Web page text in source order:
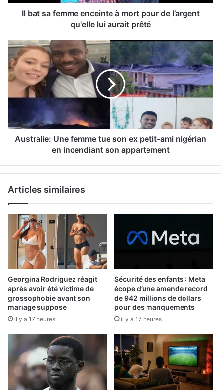
Il bat sa femme enceinte à mort pour de l’argent
qu'elle lui aurait prêté
Australie: Une femme tue son ex petit-ami nigérian
en incendiant son appartement
Articles similaires
Georgina Rodriguez réagit
après avoir été victime de
grossophobie avant son
mariage supposé
il y a 17 heures
Sécurité des enfants : Meta
écope d’une amende record
de 942 millions de dollars
pour des manquements
il y a 17 heures